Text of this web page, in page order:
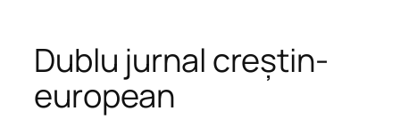
Dublu jurnal creștin-
european